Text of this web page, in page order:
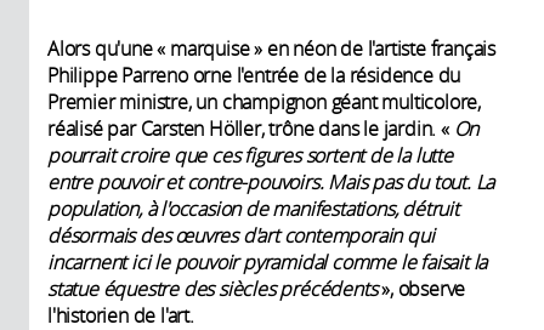
Alors qu'une « marquise » en néon de l'artiste français
Philippe Parreno orne l'entrée de la résidence du
Premier ministre, un champignon géant multicolore,
réalisé par Carsten Höller, trône dans le jardin. « On
pourrait croire que ces figures sortent de la lutte
entre pouvoir et contre-pouvoirs. Mais pas du tout. La
population, à l'occasion de manifestations, détruit
désormais des œuvres d'art contemporain qui
incarnent ici le pouvoir pyramidal comme le faisait la
statue équestre des siècles précédents», observe
l'historien de l'art.